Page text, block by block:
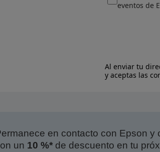
eventos de
Al enviar tu
y aceptas las
en contacto con Epson
un 10 %*de descuento en tu